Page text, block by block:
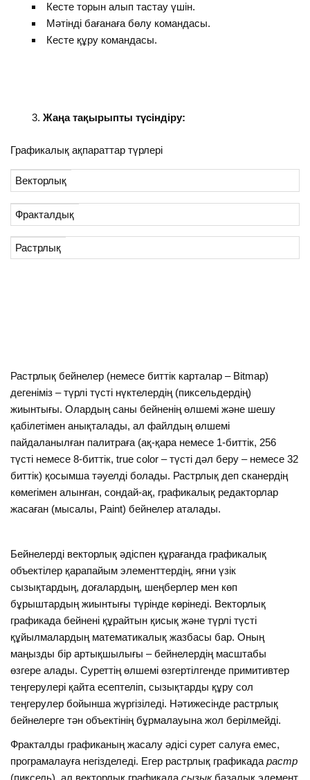
Кесте торын алып тастау үшін.
Мәтінді бағанаға бөлу командасы.
Кесте құру командасы.
Жаңа тақырыпты түсіндіру:
Графикалық ақпараттар түрлері
Векторлық
Фракталдық
Растрлық
Растрлық бейнелер (немесе биттік карталар – Bitmap)
дегеніміз – түрлі түсті нүктелердің (пиксельдердің)
жиынтығы. Олардың саны бейненің өлшемі және шешу
қабілетімен анықталады, ал файлдың өлшемі
пайдаланылған палитраға (ақ-қара немесе 1-биттік, 256
түсті немесе 8-биттік, true color – түсті дәл беру – немесе 32
биттік) қосымша тәуелді болады. Растрлық деп сканердің
көмегімен алынған, сондай-ақ, графикалық редакторлар
жасаған (мысалы, Paint) бейнелер аталады.
Бейнелерді векторлық әдіспен құрағанда графикалық
объектілер қарапайым элементтердің, яғни үзік
сызықтардың, доғалардың, шеңберлер мен көп
бұрыштардың жиынтығы түрінде көрінеді. Векторлық
графикада бейнені құрайтын қисық және түрлі түсті
құйылмалардың математикалық жазбасы бар. Оның
маңызды бір артықшылығы – бейнелердің масштабы
өзгере алады. Суреттің өлшемі өзгертілгенде примитивтер
теңгерулері қайта есептеліп, сызықтарды құру сол
теңгерулер бойынша жүргізіледі. Нәтижесінде растрлық
бейнелерге тән объектінің бұрмалауына жол берілмейді.
Фракталды графиканың жасалу әдісі сурет салуға емес,
програмалауға негізделеді. Егер растрлық графикадарастр